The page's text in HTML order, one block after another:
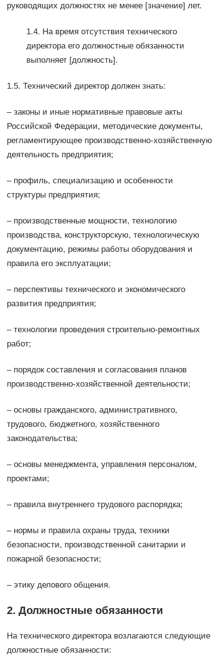
руководящих должностях не менее [значение] лет.
1.4. На время отсутствия технического
директора его должностные обязанности
выполняет [должность].
1.5. Технический директор должен знать:
– законы и иные нормативные правовые акты
Российской Федерации, методические документы,
регламентирующее производственно-хозяйственную
деятельность предприятия;
– профиль, специализацию и особенности
структуры предприятия;
– производственные мощности, технологию
производства, конструкторскую, технологическую
документацию, режимы работы оборудования и
правила его эксплуатации;
– перспективы технического и экономического
развития предприятия;
– технологии проведения строительно-ремонтных
работ;
– порядок составления и согласования планов
производственно-хозяйственной деятельности;
– основы гражданского, административного,
трудового, бюджетного, хозяйственного
законодательства;
– основы менеджмента, управления персоналом,
проектами;
– правила внутреннего трудового распорядка;
– нормы и правила охраны труда, техники
безопасности, производственной санитарии и
пожарной безопасности;
– этику делового общения.
2. Должностные обязанности
На технического директора возлагаются следующие
должностные обязанности: